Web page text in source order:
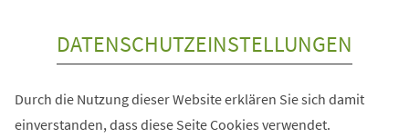
DATENSCHUTZEINSTELLUNGEN
Durch die Nutzung dieser Website erklären Sie sich damit
einverstanden, dass diese Seite Cookies verwendet.